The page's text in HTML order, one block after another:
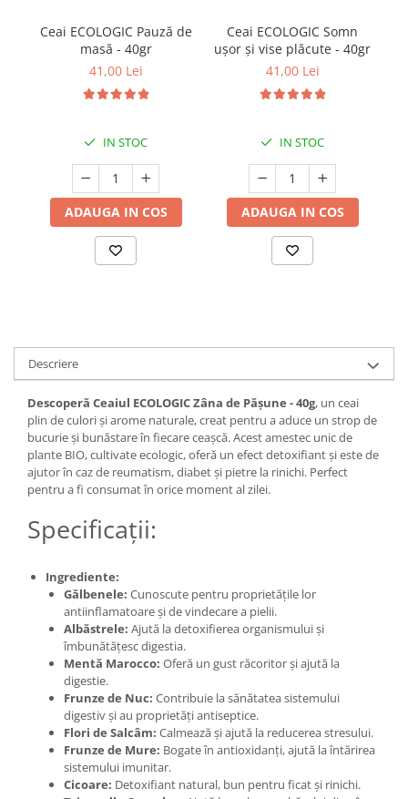
Ceai ECOLOGIC Pauză de
masă - 40gr
41,00 Lei
IN STOC
ADAUGA IN COS
Ceai ECOLOGIC Somn
ușor și vise plăcute - 40gr
41,00 Lei
IN STOC
ADAUGA IN COS
Descriere
Descoperă Ceaiul ECOLOGIC Zâna de Pășune - 40g, un ceai
plin de culori și arome naturale, creat pentru a aduce un strop de
bucurie și bunăstare în fiecare ceașcă. Acest amestec unic de
plante BIO, cultivate ecologic, oferă un efect detoxifiant și este de
ajutor în caz de reumatism, diabet și pietre la rinichi. Perfect
pentru a fi consumat în orice moment al zilei.
Specificații:
Ingrediente:
Gălbenele: Cunoscute pentru proprietățile lor
antiinflamatoare și de vindecare a pielii.
Albăstrele: Ajută la detoxifierea organismului și
îmbunătățesc digestia.
Mentă Marocco: Oferă un gust răcoritor și ajută la
digestie.
Frunze de Nuc: Contribuie la sănătatea sistemului
digestiv și au proprietăți antiseptice.
Flori de Salcâm: Calmează și ajută la reducerea stresului.
Frunze de Mure: Bogate în antioxidanți, ajută la întărirea
sistemului imunitar.
Cicoare: Detoxifiant natural, bun pentru ficat și rinichi.